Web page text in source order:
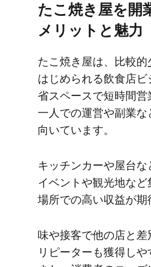
た​こ焼き屋を​開
メリットと​魅力
た​こ焼き屋は、​比較
はじめられる​飲食店ビ
省スペースで​短時間営
一人での​運営や​副業な
向いています。
キッチンカーや​屋台な
イベントや​観光地など​
場所での​高い​収益が​期
味や​接客で​他の​店と​差
リピーターも​獲得しや